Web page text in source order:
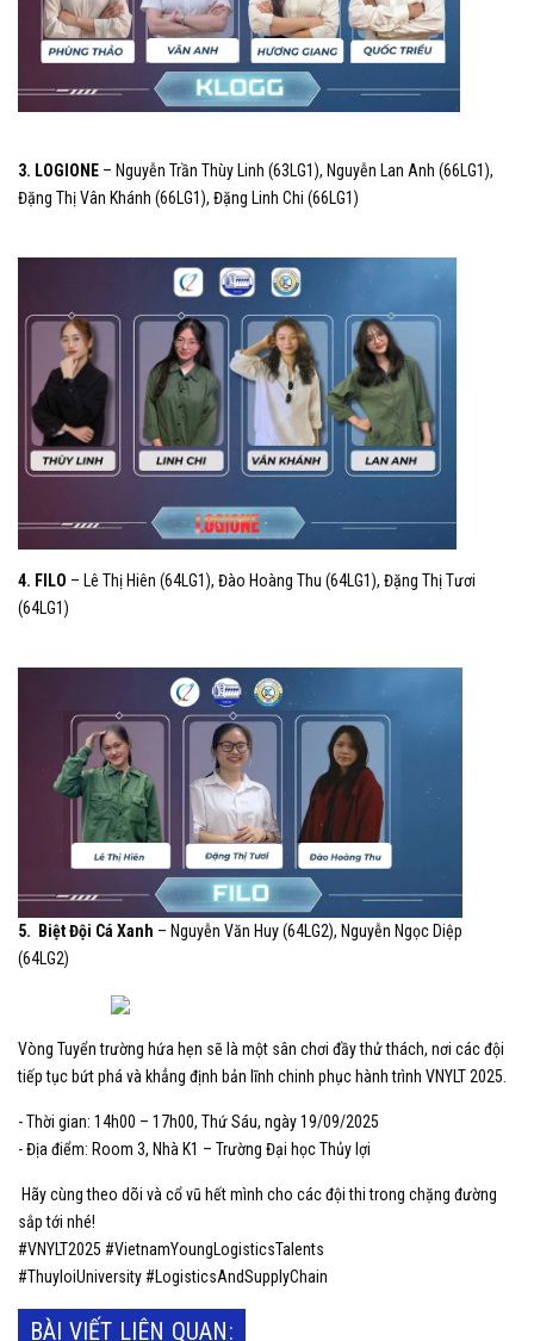
3. LOGIONE – Nguyễn Trần Thùy Linh (63LG1), Nguyễn Lan Anh (66LG1),
Đặng Thị Vân Khánh (66LG1), Đặng Linh Chi (66LG1)
4. FILO – Lê Thị Hiên (64LG1), Đào Hoàng Thu (64LG1), Đặng Thị Tươi
(64LG1)
5. Biệt Đội Cá Xanh – Nguyễn Văn Huy (64LG2), Nguyễn Ngọc Diệp
(64LG2)
Vòng Tuyển trường hứa hẹn sẽ là một sân chơi đầy thử thách, nơi các đội
tiếp tục bứt phá và khẳng định bản lĩnh chinh phục hành trình VNYLT 2025.
- Thời gian: 14h00 – 17h00, Thứ Sáu, ngày 19/09/2025
- Địa điểm: Room 3, Nhà K1 – Trường Đại học Thủy lợi
Hãy cùng theo dõi và cổ vũ hết mình cho các đội thi trong chặng đường
sắp tới nhé!
#VNYLT2025 #VietnamYoungLogisticsTalents
#ThuyloiUniversity #LogisticsAndSupplyChain
BÀI VIẾT LIÊN QUAN: